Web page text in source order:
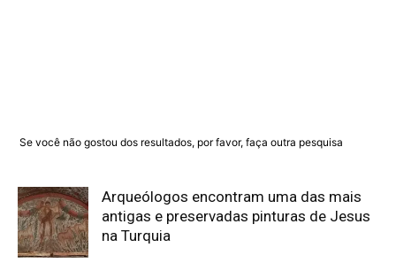
Se você não gostou dos resultados, por favor, faça outra pesquisa
Arqueólogos encontram uma das mais
antigas e preservadas pinturas de Jesus
na Turquia